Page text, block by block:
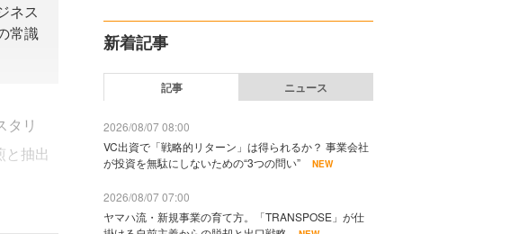
ネス
常識
タリ
抽出
新着記事
記事 ニュース
2026/08/07 08:00
VC出資で「戦略的リターン」は得られるか？ 事業会社
が投資を無駄にしないための“3つの問い”
NEW
2026/08/07 07:00
ヤマハ流・新規事業の育て方。「TRANSPOSE」が仕